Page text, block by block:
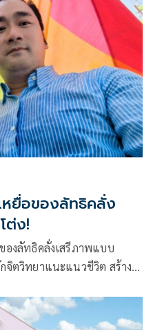
ยื่อของลัทธิคลั่ง
ต่ง!
องลัทธิ​คลั่งเสรีภาพแบบ